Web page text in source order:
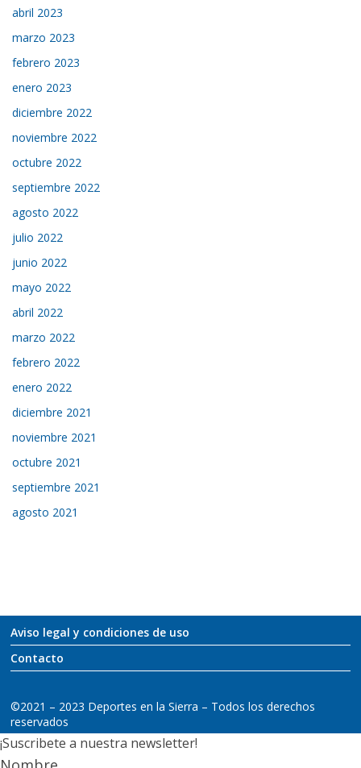
abril 2023
marzo 2023
febrero 2023
enero 2023
diciembre 2022
noviembre 2022
octubre 2022
septiembre 2022
agosto 2022
julio 2022
junio 2022
mayo 2022
abril 2022
marzo 2022
febrero 2022
enero 2022
diciembre 2021
noviembre 2021
octubre 2021
septiembre 2021
agosto 2021
Aviso legal y condiciones de uso
Contacto
©2021 – 2023 Deportes en la Sierra – Todos los derechos
reservados
¡Suscribete a nuestra newsletter!